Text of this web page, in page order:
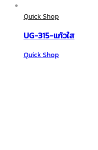
Quick Shop
UG-315-แก้วใส
Quick Shop